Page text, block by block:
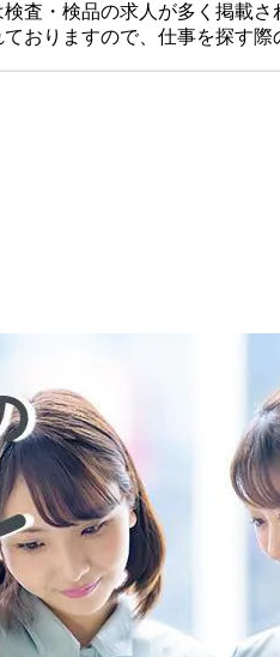
査・検品の求人が多く掲載さ
おりますので、仕事を探す際